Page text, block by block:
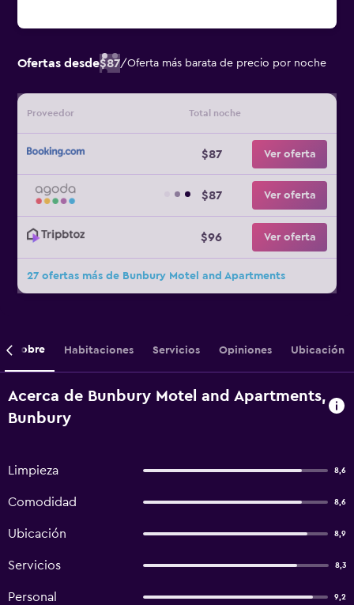
Ofertas desde$87/Oferta más barata de precio por noche
Proveedor Total noche
$87 Ver oferta
$87 Ver oferta
$96 Ver oferta
27 ofertas más de Bunbury Motel and Apartments
Sobre Habitaciones Servicios Opiniones Ubicación
Acerca de Bunbury Motel and Apartments,
Bunbury
Limpieza 8,6
Comodidad 8,6
Ubicación 8,9
Servicios 8,3
Personal 9,2